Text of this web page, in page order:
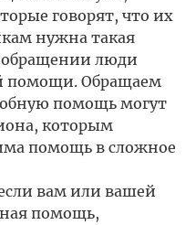
говорят, что их
нужна такая
люди
помощи. Обращаем
помощь могут
которым
помощь в сложное
вам или вашей
помощь,